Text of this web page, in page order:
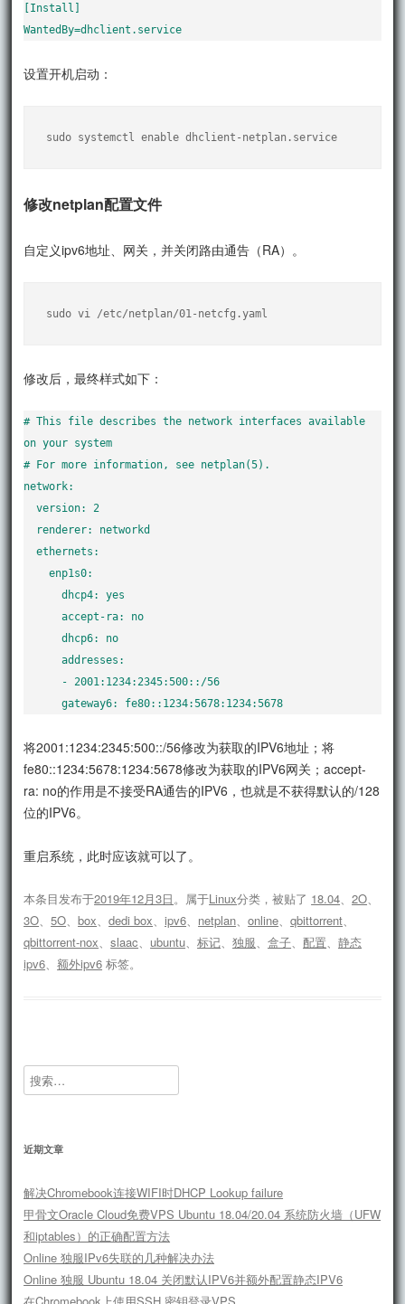
[Install]
WantedBy=dhclient.service
设置开机启动：
sudo systemctl enable dhclient-netplan.service
修改netplan配置文件
自定义ipv6地址、网关，并关闭路由通告（RA）。
sudo vi /etc/netplan/01-netcfg.yaml
修改后，最终样式如下：
# This file describes the network interfaces available
on your system
# For more information, see netplan(5).
network:
  version: 2
  ethernets:
    enp1s0:
      dhcp4: yes
      accept-ra: no
      dhcp6: no
      addresses:
      gateway6: fe80::1234:5678:1234:5678
将2001:1234:2345:500::/56修改为获取的IPV6地址；将
fe80::1234:5678:1234:5678修改为获取的IPV6网关；accept-
ra: no的作用是不接受RA通告的IPV6，也就是不获得默认的/128
位的IPV6。
重启系统，此时应该就可以了。
本条目发布于2019年12月3日 。属于Linux分类，被贴了 18.04 、2O
3O 、5O 、box 、dedi box 、ipv6 netplan 、online 、qbittorrent
qbittorrent-nox 、slaac ubuntu 、标记 、独服 、盒子 、配置 、静态
ipv6 、额外ipv6 标签。
搜
索：
近期文章
解决Chromebook连接WIFI时DHCP Lookup failure
甲骨文Oracle Cloud免费VPS Ubuntu 18.04/20.04 系统防火墙（UFW
和iptables）的正确配置方法
Online 独服IPv6失联的几种解决办法
Online 独服 Ubuntu 18.04 关闭默认IPV6并额外配置静态IPV6